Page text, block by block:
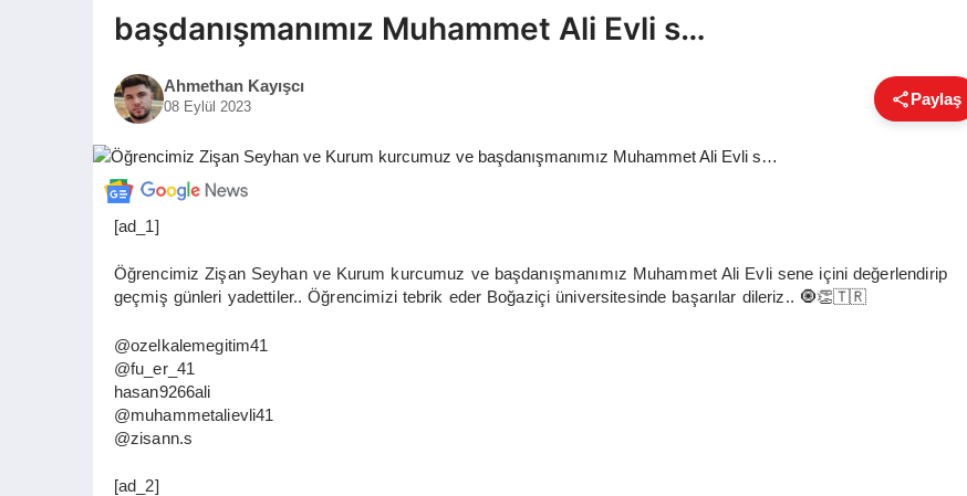
başdanışmanımız Muhammet Ali Evli s…
Ahmethan Kayışcı
08 Eylül 2023 Paylaş
[ad_1]
Öğrencimiz Zişan Seyhan ve Kurum kurcumuz ve başdanışmanımız Muhammet Ali Evli sene içini değerlendirip
geçmiş günleri yadettiler.. Öğrencimizi tebrik eder Boğaziçi üniversitesinde başarılar dileriz.. 🧿👏🇹🇷
@ozelkalemegitim41
@fu_er_41
hasan9266ali
@muhammetalievli41
@zisann.s
[ad_2]